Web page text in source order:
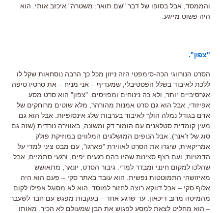
והממסד, אבל בסופו של דבר "שם תואר: משטרה" איכזב אותי. הוא
היה פשוט מייגע.
"צפון".
הסרט הנורווגי הכה-סימפטי הזה ניזון מכל כך הרבה נוסחאות שקל לו
ללכת לאיבוד בשלל הפסטיבלי, שמעדיף – אני מניח – את סרטיו טיפה
אגרסיביים יותר, ולא כה נינוחים ומפויסים. "צפון" הוא סרט מסע
אפיזודי, אבל הוא גם סרט אמנות מהורהר, מלא שוטים מרוחקים של
אדם בגודל נמלה הולך לאיבוד בערבות שלג אינסופיות. אבל הוא גם
מעין קומדית סטלאנים עם הומור דק ומשונה, באווירה נורדית (שזה גם
סוג של ז'אנר). אבל הנופים המושלגים המלווים במוזיקת פולק
אמריקאית, שיגרו את הסרט לאווירת "פארגו", עם מבט ציני למדי על
הדמויות, ועם רצף סצינות שהיו בהם רגעים יפים, ורגעי סתמיים, אבל
שהלכו למקום חינני ומבדר למדי. גיבור הסרט, יונאר, מתאושש
מאיזושהי התמוטטות נפשית. הוא עובד באתר סקי – פעם הוא היה
אלוף סקי – אבל דווקא רוצה לחזור למוסד. הוא לא מסוגל אפילו לקום
מהמיטה מרוב דיכאון. עד שרגע אחד – בעקבות מפגש עם חבר לשעבר
– הוא מחליט לצאת למסע לפגוש את הבן שמעולם לא הכיר. מאותו